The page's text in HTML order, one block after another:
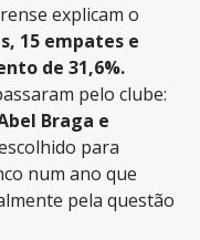
explicam o
15 empates e
de 31,6%.
pelo clube:
Braga e
para
num ano que
pela questão